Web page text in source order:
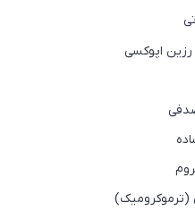
اپوکسی
(ترموکرومیک)